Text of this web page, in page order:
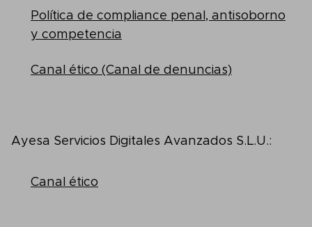
Política de compliance penal, antisoborno
y competencia
Canal ético (Canal de denuncias)
Ayesa Servicios Digitales Avanzados S.L.U.:
Canal ético